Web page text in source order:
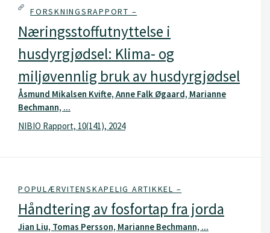
FORSKNINGSRAPPORT –
Næringsstoffutnyttelse i
husdyrgjødsel: Klima- og
miljøvennlig bruk av husdyrgjødsel
Åsmund Mikalsen Kvifte, Anne Falk Øgaard, Marianne
Bechmann, ...
NIBIO Rapport, 10(141), 2024
POPULÆRVITENSKAPELIG ARTIKKEL –
Håndtering av fosfortap fra jorda
Jian Liu, Tomas Persson, Marianne Bechmann, ...